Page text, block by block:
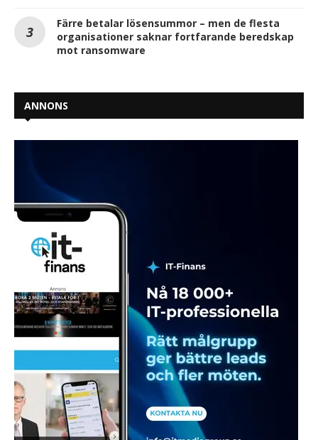
Färre betalar lösensummor – men de flesta
organisationer saknar fortfarande beredskap
mot ransomware
ANNONS